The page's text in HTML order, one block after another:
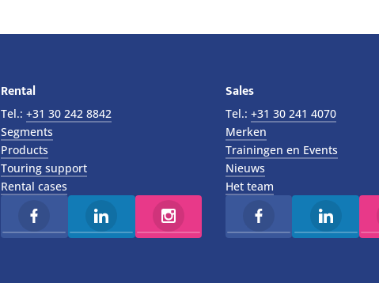
Rental
Tel.: +31 30 242 8842
Segments
Products
Touring support
Rental cases
Sales
Tel.: +31 30 241 4070
Merken
Trainingen en Events
Nieuws
Het team